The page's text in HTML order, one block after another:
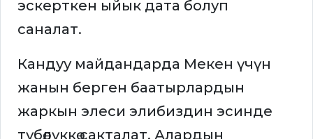
эскерткен ыйык дата болуп
саналат.
Кандуу майдандарда Мекен үчүн
жанын берген баатырлардын
жаркын элеси элибиздин эсинде
түбөлүккө сакталат. Алардын